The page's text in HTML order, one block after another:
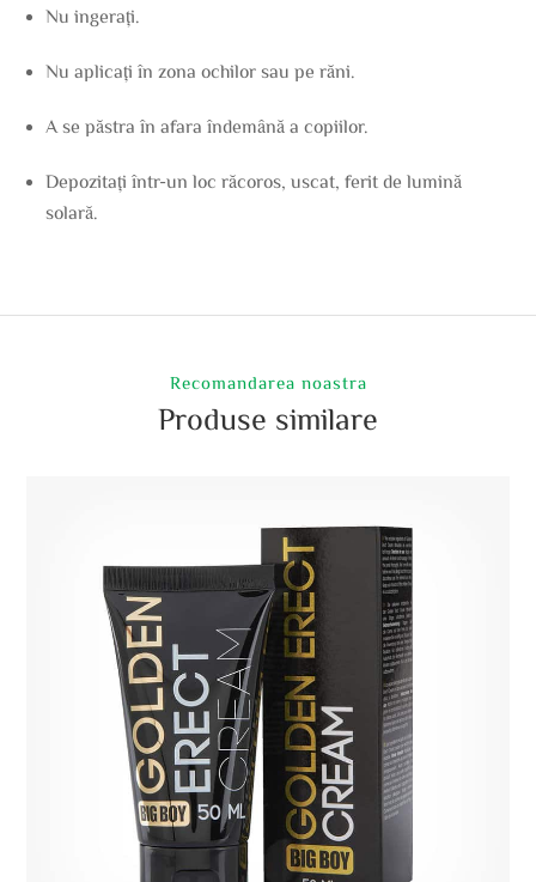
Nu ingerați.
Nu aplicați în zona ochilor sau pe răni.
A se păstra în afara îndemână a copiilor.
Depozitați într-un loc răcoros, uscat, ferit de lumină
solară.
Recomandarea noastra
Produse similare